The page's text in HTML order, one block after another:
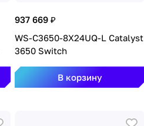
937 669 ₽
WS-C3650-8X24UQ-L Catalyst
3650 Switch
В корзину